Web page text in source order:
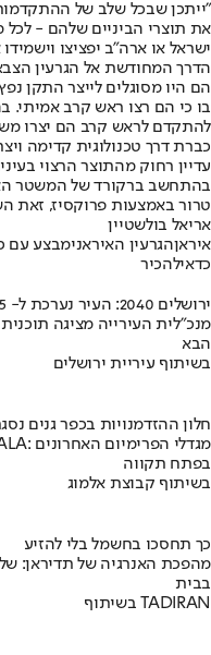
"ייתכן שבכל שלב של
את תוצרי הביניים שלהם -
ישראל או ארה"ב יפציצו
הדרך המחודשת אל הגרעין
הם היו מסוגלים לייצר התקן
בו כי הם רצו ראש קרב אמיתי.
להתקדם לראש קרב הם יצרו
כברת דרך טכנולוגית קדימה
עדיין רחוק מהתוצר הרצוי
בהתחשב ברקורד של המשטר
טרור באמצעות פרוקסיז, זאת
אריאל בולשטיין
איראןהגרעין האיראנימבצע עם
כדאילהכיר
ירושלים 2040: העיר נערכת ל- 1.5 מליון תושבים
מנכ"לית העירייה מציגה
הבא
בשיתוף עיריית ירושלים
חלון ההזדמנויות בכפר גנים
בפתח תקווה
בשיתוף קבוצת אלמוג
כך תחסכו בחשמל בלי להזיע
מהפכת האנרגיה של תדיראן:
בבית
בשיתוף TADIRAN